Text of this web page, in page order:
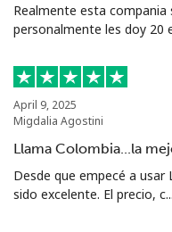
Realmente esta compania
personalmente les doy 20
April 9, 2025
Migdalia Agostini
Llama Colombia...la
Desde que empecé a usar
sido excelente. El precio, c...